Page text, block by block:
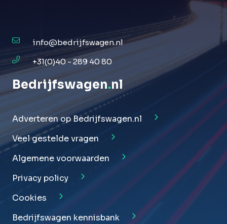
info@bedrijfswagen.nl
+31(0)40 - 289 40 80
Bedrijfswagen.nl
Adverteren op Bedrijfswagen.nl
Veel gestelde vragen
Algemene voorwaarden
Privacy policy
Cookies
Bedrijfswagen kennisbank